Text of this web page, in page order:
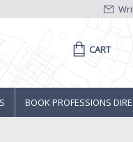
CART
BOOK PROFESSIONS